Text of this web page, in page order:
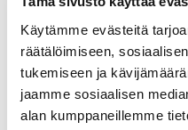
Käytämme evästeitä
räätälöimiseen,
tukemiseen ja
jaamme sosiaalisen
alan kumppaneillemme
Yhteystiedot
Katuosoite (*):